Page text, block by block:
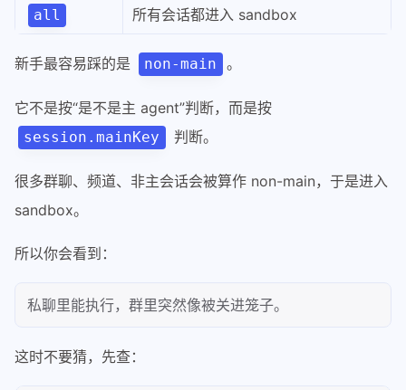
all 所有会话都进入 sandbox
新手最容易踩的是 non-main 。
它不是按“是不是主 agent”判断，而是按
session.mainKey 判断。
很多群聊、频道、非主会话会被算作 non-main，于是进入
sandbox。
所以你会看到：
私聊里能执行，群里突然像被关进笼子。
这时不要猜，先查：